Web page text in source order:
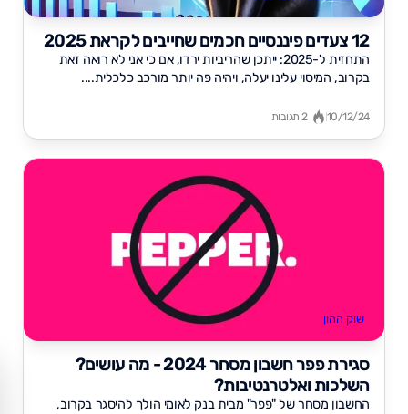
12 צעדים פיננסיים חכמים שחייבים לקראת 2025
התחזית ל-2025: ייתכן שהריביות ירדו, אם כי אני לא רואה זאת
בקרוב, המיסוי עלינו יעלה, ויהיה פה יותר מורכב כלכלית....
10/12/24 2 תגובות
שוק ההון
סגירת פפר חשבון מסחר 2024 - מה עושים?
השלכות ואלטרנטיבות?
החשבון מסחר של "פפר" מבית בנק לאומי הולך להיסגר בקרוב,